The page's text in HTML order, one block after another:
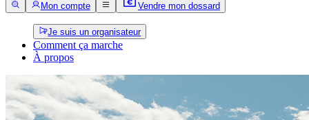
Mon compte Vendre mon dossard
Je suis un organisateur
Comment ça marche
À propos